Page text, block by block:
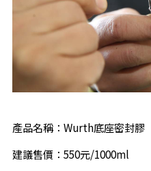
產品名稱：Wurth底座密封膠
建議售價：550元/1000ml